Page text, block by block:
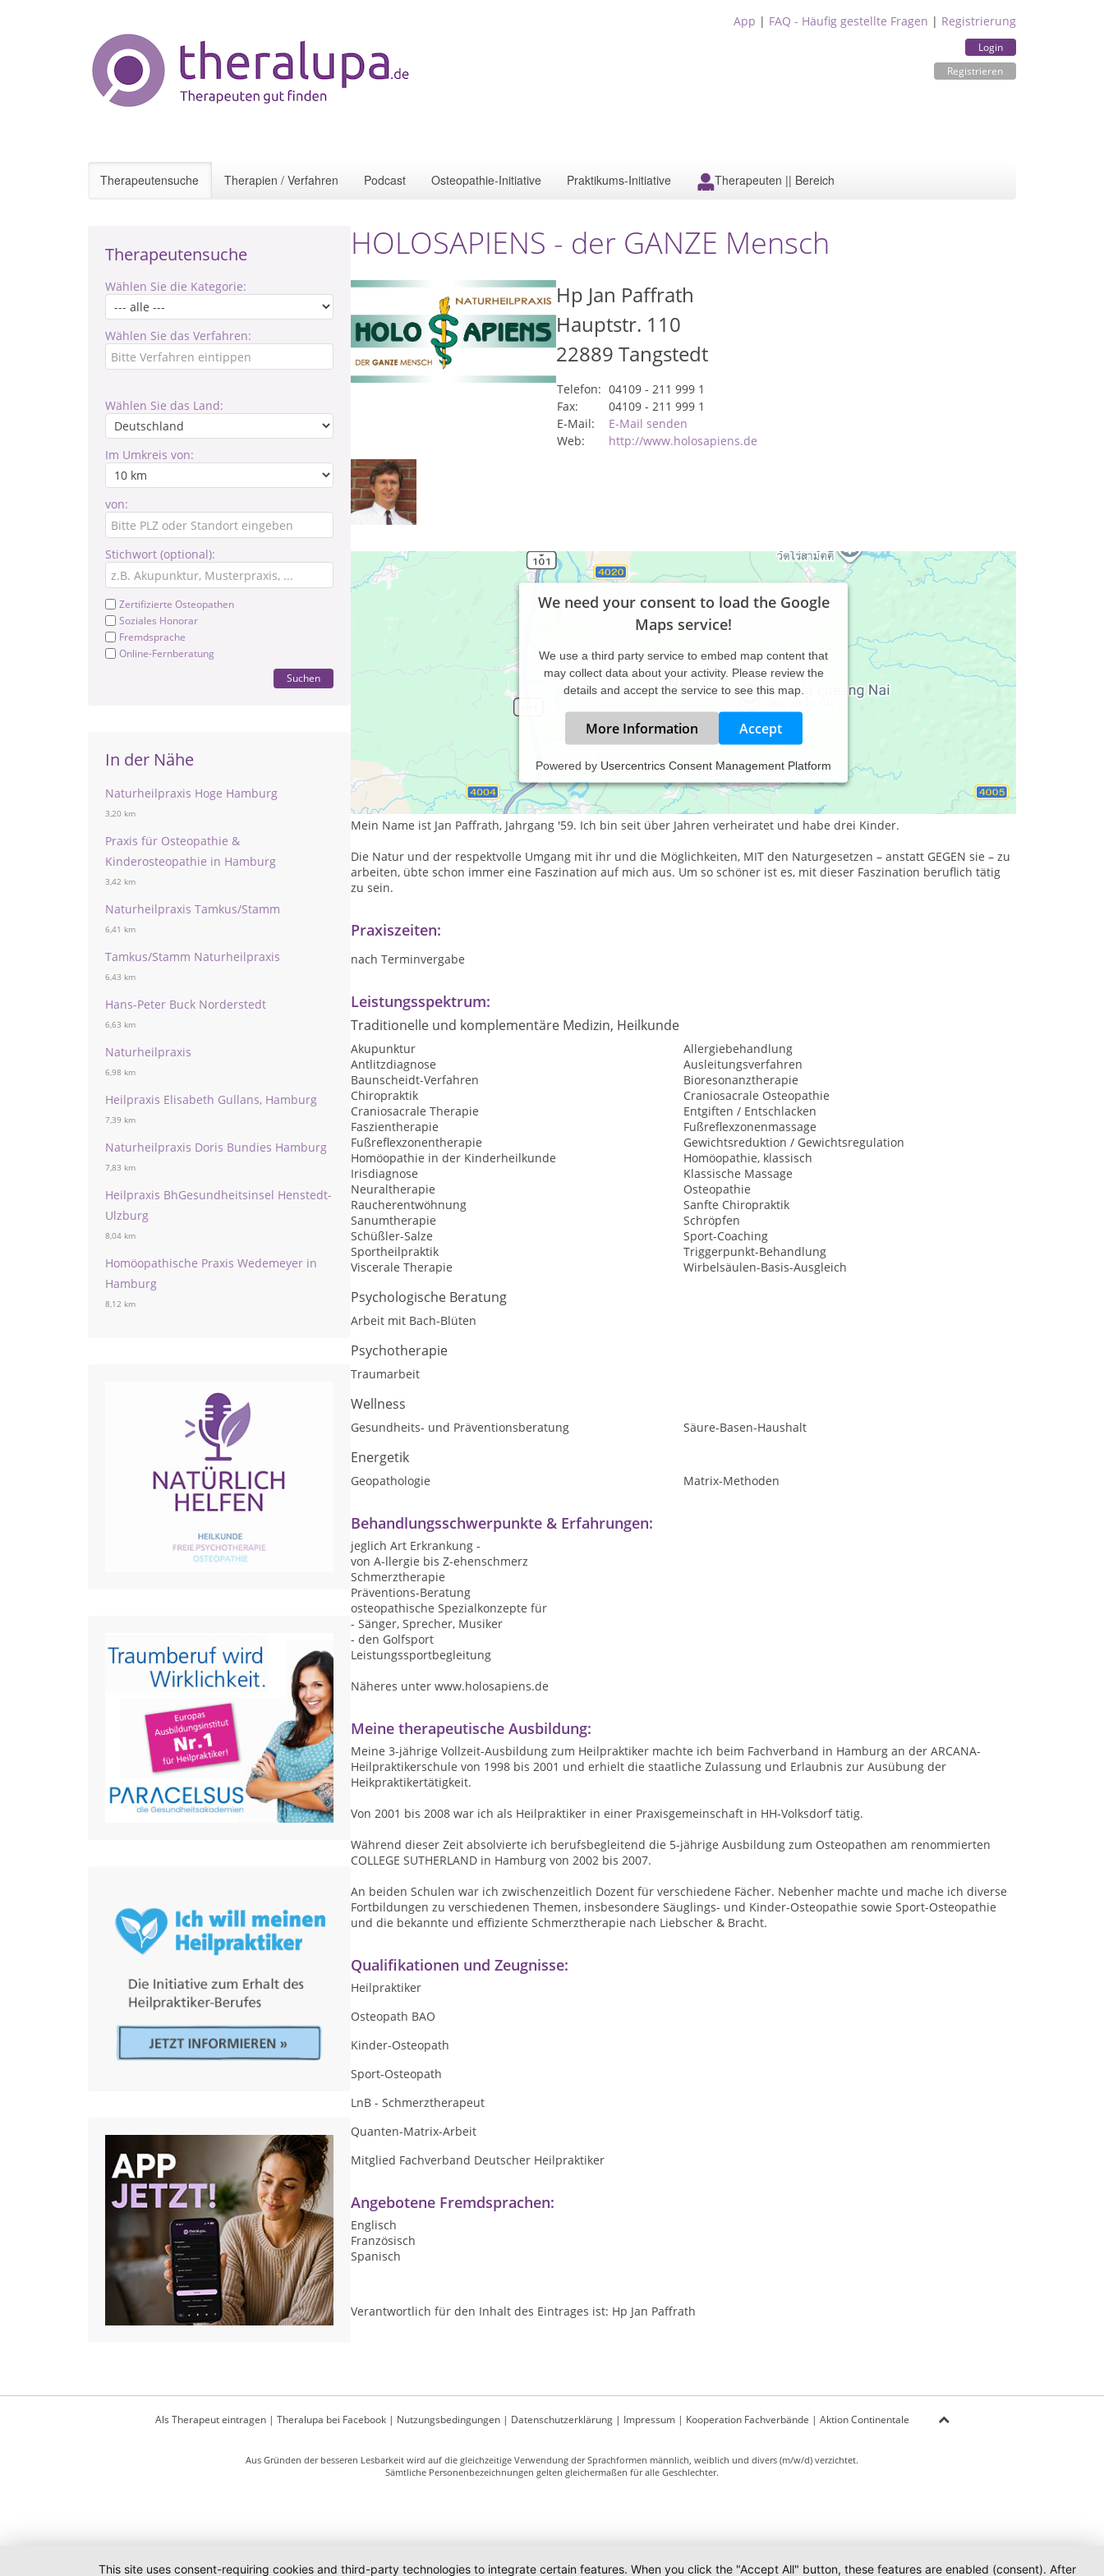
App | FAQ - Häufig gestellte Fragen | Registrierung
Login
Registrieren
Therapeutensuche Therapien / Verfahren Podcast Osteopathie-Initiative Praktikums-Initiative Therapeuten || Bereich
Therapeutensuche
Wählen Sie die Kategorie:
Wählen Sie das Verfahren:
Wählen Sie das Land:
Im Umkreis von:
von:
Stichwort (optional):
Zertifizierte Osteopathen
Soziales Honorar
Fremdsprache
Online-Fernberatung
Suchen
In der Nähe
Naturheilpraxis Hoge Hamburg
3,20 km
Praxis für Osteopathie &
Kinderosteopathie in Hamburg
3,42 km
Naturheilpraxis Tamkus/Stamm
6,41 km
Tamkus/Stamm Naturheilpraxis
6,43 km
Hans-Peter Buck Norderstedt
6,63 km
Naturheilpraxis
6,98 km
Heilpraxis Elisabeth Gullans, Hamburg
7,39 km
Naturheilpraxis Doris Bundies Hamburg
7,83 km
Heilpraxis BhGesundheitsinsel Henstedt-
Ulzburg
8,04 km
Homöopathische Praxis Wedemeyer in
Hamburg
8,12 km
HOLOSAPIENS - der GANZE Mensch
Hp Jan Paffrath
Hauptstr. 110
22889 Tangstedt
Telefon: 04109 - 211 999 1
Fax:
04109 - 211 999 1
E-Mail:
E-Mail senden
Web:
http://www.holosapiens.de
We need your consent to load the Google
Maps service!
We use a third party service to embed map content that
may collect data about your activity. Please review the
details and accept the service to see this map.
More Information Accept
Powered by Usercentrics Consent Management Platform
ZUR PERSON
Mein Name ist Jan Paffrath, Jahrgang '59. Ich bin seit über Jahren verheiratet und habe drei Kinder.
Die Natur und der respektvolle Umgang mit ihr und die Möglichkeiten, MIT den Naturgesetzen – anstatt GEGEN sie – zu
arbeiten, übte schon immer eine Faszination auf mich aus. Um so schöner ist es, mit dieser Faszination beruflich tätig
zu sein.
Praxiszeiten:
nach Terminvergabe
Leistungsspektrum:
Traditionelle und komplementäre Medizin, Heilkunde
Akupunktur
Allergiebehandlung
Antlitzdiagnose
Ausleitungsverfahren
Baunscheidt-Verfahren
Bioresonanztherapie
Chiropraktik
Craniosacrale Osteopathie
Craniosacrale Therapie
Entgiften / Entschlacken
Faszientherapie
Fußreflexzonenmassage
Fußreflexzonentherapie
Gewichtsreduktion / Gewichtsregulation
Homöopathie in der Kinderheilkunde
Homöopathie, klassisch
Irisdiagnose
Klassische Massage
Neuraltherapie
Osteopathie
Raucherentwöhnung
Sanfte Chiropraktik
Sanumtherapie
Schröpfen
Schüßler-Salze
Sport-Coaching
Sportheilpraktik
Triggerpunkt-Behandlung
Viscerale Therapie
Wirbelsäulen-Basis-Ausgleich
Psychologische Beratung
Arbeit mit Bach-Blüten
Psychotherapie
Traumarbeit
Wellness
Gesundheits- und Präventionsberatung Säure-Basen-Haushalt
Energetik
Geopathologie Matrix-Methoden
Behandlungsschwerpunkte & Erfahrungen:
jeglich Art Erkrankung -
von A-llergie bis Z-ehenschmerz
Schmerztherapie
Präventions-Beratung
osteopathische Spezialkonzepte für
- Sänger, Sprecher, Musiker
- den Golfsport
Leistungssportbegleitung
Näheres unter www.holosapiens.de
Meine therapeutische Ausbildung:
Meine 3-jährige Vollzeit-Ausbildung zum Heilpraktiker machte ich beim Fachverband in Hamburg an der ARCANA-
Heilpraktikerschule von 1998 bis 2001 und erhielt die staatliche Zulassung und Erlaubnis zur Ausübung der
Heikpraktikertätigkeit.
Von 2001 bis 2008 war ich als Heilpraktiker in einer Praxisgemeinschaft in HH-Volksdorf tätig.
Während dieser Zeit absolvierte ich berufsbegleitend die 5-jährige Ausbildung zum Osteopathen am renommierten
COLLEGE SUTHERLAND in Hamburg von 2002 bis 2007.
An beiden Schulen war ich zwischenzeitlich Dozent für verschiedene Fächer. Nebenher machte und mache ich diverse
Fortbildungen zu verschiedenen Themen, insbesondere Säuglings- und Kinder-Osteopathie sowie Sport-Osteopathie
und die bekannte und effiziente Schmerztherapie nach Liebscher & Bracht.
Qualifikationen und Zeugnisse:
Heilpraktiker
Osteopath BAO
Kinder-Osteopath
Sport-Osteopath
LnB - Schmerztherapeut
Quanten-Matrix-Arbeit
Mitglied Fachverband Deutscher Heilpraktiker
Angebotene Fremdsprachen:
Englisch
Französisch
Spanisch
Verantwortlich für den Inhalt des Eintrages ist: Hp Jan Paffrath
Als Therapeut eintragen| Theralupa bei Facebook| Nutzungsbedingungen| Datenschutzerklärung| Impressum| Kooperation Fachverbände | Aktion Continentale
Aus Gründen der besseren Lesbarkeit wird auf die gleichzeitige Verwendung der Sprachformen männlich, weiblich und divers (m/w/d) verzichtet.
Sämtliche Personenbezeichnungen gelten gleichermaßen für alle Geschlechter.
This site uses consent-requiring cookies and third-party technologies to integrate certain features. When you click the "Accept All" button, these features are enabled (consent). After